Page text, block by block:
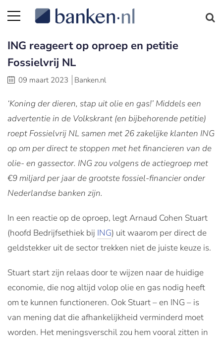
ING reageert op oproep en petitie
Fossielvrij NL
09 maart 2023 Banken.nl
‘Koning der dieren, stap uit olie en gas!’ Middels een
advertentie in de Volkskrant (en bijbehorende petitie)
roept Fossielvrij NL samen met 26 zakelijke klanten ING
op om per direct te stoppen met het financieren van de
olie- en gassector. ING zou volgens de actiegroep met
€9 miljard per jaar de grootste fossiel-financier onder
Nederlandse banken zijn.
In een reactie op de oproep, legt Arnaud Cohen Stuart
(hoofd Bedrijfsethiek bij ING) uit waarom per direct de
geldstekker uit de sector trekken niet de juiste keuze is.
Stuart start zijn relaas door te wijzen naar de huidige
economie, die nog altijd volop olie en gas nodig heeft
om te kunnen functioneren. Ook Stuart – en ING – is
van mening dat die afhankelijkheid verminderd moet
worden. Het meningsverschil zou hem vooral zitten in